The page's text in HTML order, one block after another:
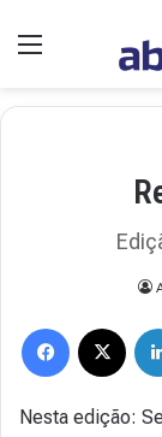
Menu
Facebook
Nesta edição: